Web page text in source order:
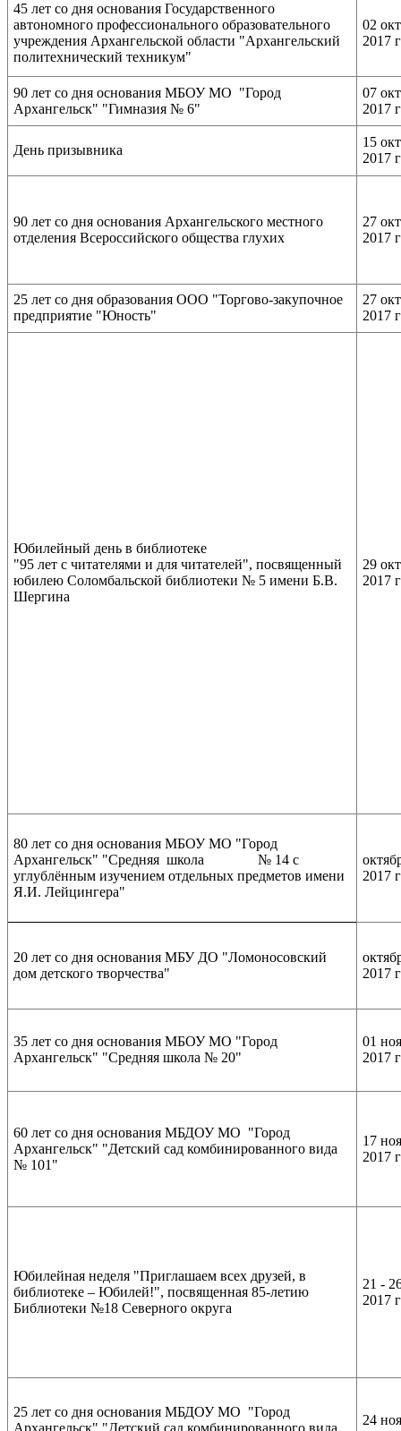
45 лет со дня основания Государственного
автономного профессионального образовательного
учреждения Архангельской области "Архангельский
политехнический техникум"
02
2017
90 лет со дня основания МБОУ МО "Город
Архангельск" "Гимназия № 6"
07
2017
День призывника
15
2017
90 лет со дня основания Архангельского местного
отделения Всероссийского общества глухих
27
2017
25 лет со дня образования ООО "Торгово-закупочное
предприятие "Юность"
27
2017
Юбилейный день в библиотеке
"95 лет с читателями и для читателей", посвященный
юбилею Соломбальской библиотеки № 5 имени Б.В.
Шергина
29
2017
80 лет со дня основания МБОУ МО "Город
Архангельск" "Средняя школа № 14 с
углублённым изучением отдельных предметов имени
Я.И. Лейцингера"
2017
20 лет со дня основания МБУ ДО "Ломоносовский
дом детского творчества"
2017
35 лет со дня основания МБОУ МО "Город
Архангельск" "Средняя школа № 20"
01
2017
60 лет со дня основания МБДОУ МО "Город
Архангельск" "Детский сад комбинированного вида
№ 101"
17
2017
Юбилейная неделя "Приглашаем всех друзей, в
библиотеке – Юбилей!", посвященная 85-летию
Библиотеки №18 Северного округа
21 -
2017
25 лет со дня основания МБДОУ МО "Город
Архангельск" "Детский сад комбинированного вида
24